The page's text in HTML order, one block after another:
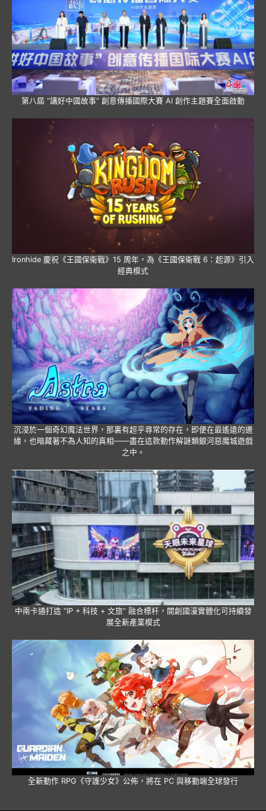
第八屆 “講好中國故事” 創意傳播國際大賽 AI 創作主題賽全面啟動
Ironhide 慶祝《王國保衛戰》15 周年，為《王國保衛戰 6：起源》引入
經典模式
沉浸於一個奇幻魔法世界，那裏有超乎尋常的存在，即便在最遙遠的邊
緣，也暗藏著不為人知的真相——盡在這款動作解謎類銀河惡魔城遊戲
之中。
中南卡通打造 “IP + 科技 + 文旅” 融合標杆，開創國漫實體化可持續發
展全新產業模式
全新動作 RPG《守護少女》公佈，將在 PC 與移動端全球發行